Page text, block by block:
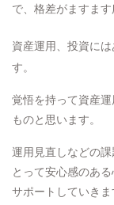
で、格差がますます
資産運用、投資に
す。
覚悟を持って資産
ものと思います。
運用見直しなどの
とって安心感のあ
サポートしていきま